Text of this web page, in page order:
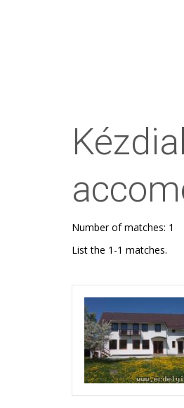
Number of matches: 1
List the 1-1 matches.